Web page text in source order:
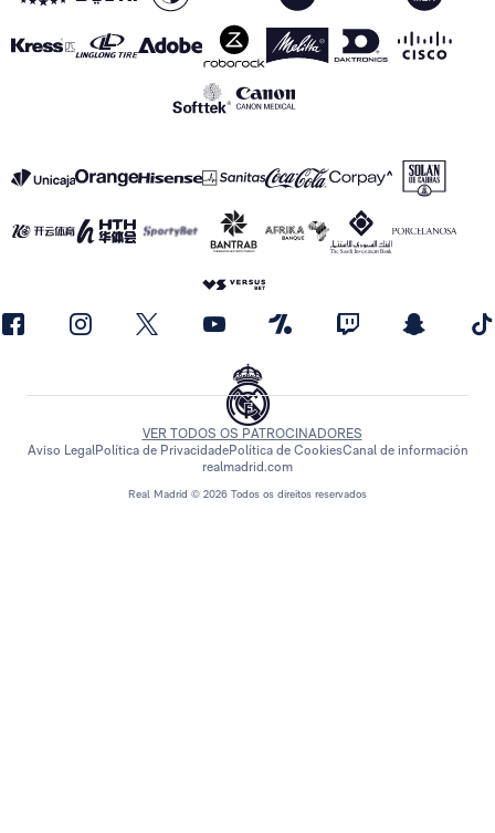
Real Madrid © 2026 Todos os direitos reservados
VER TODOS OS PATROCINADORES
Aviso LegalPolítica de PrivacidadePolítica de CookiesCanal de información
realmadrid.com